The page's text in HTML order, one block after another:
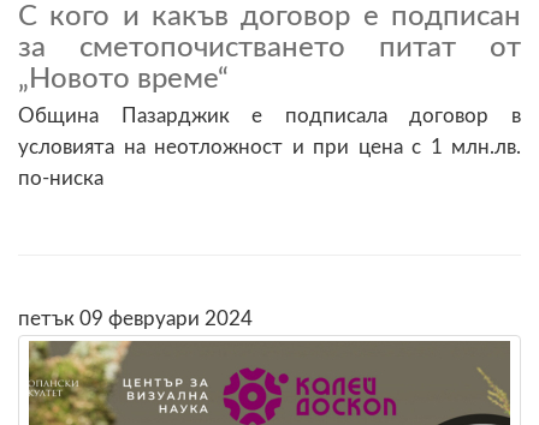
С кого и какъв договор е подписан
за сметопочистването питат от
„Новото време“
Община Пазарджик е подписала договор в
условията на неотложност и при цена с 1 млн.лв.
по-ниска
петък 09 февруари 2024